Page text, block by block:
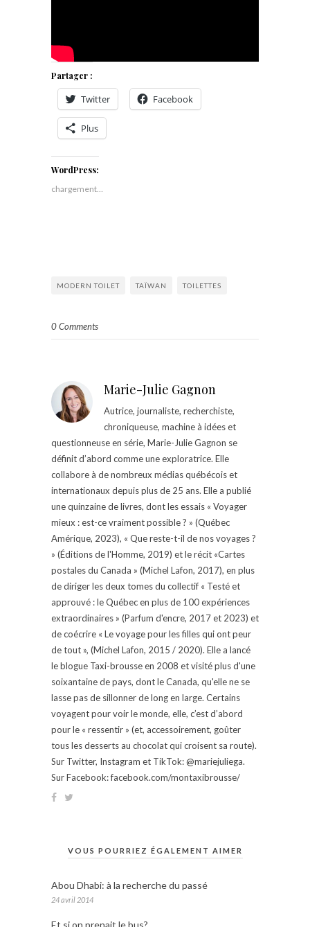
Partager :
Twitter Facebook
Plus
WordPress:
chargement…
MODERN TOILET TAÏWAN TOILETTES
0 Comments
Marie-Julie Gagnon
Autrice, journaliste, recherchiste,
chroniqueuse, machine à idées et
questionneuse en série, Marie-Julie Gagnon se
définit d’abord comme une exploratrice. Elle
collabore à de nombreux médias québécois et
internationaux depuis plus de 25 ans. Elle a publié
une quinzaine de livres, dont les essais « Voyager
mieux : est-ce vraiment possible ? » (Québec
Amérique, 2023), « Que reste-t-il de nos voyages ?
» (Éditions de l'Homme, 2019) et le récit «Cartes
postales du Canada » (Michel Lafon, 2017), en plus
de diriger les deux tomes du collectif « Testé et
approuvé : le Québec en plus de 100 expériences
extraordinaires » (Parfum d'encre, 2017 et 2023) et
de coécrire « Le voyage pour les filles qui ont peur
de tout », (Michel Lafon, 2015 / 2020). Elle a lancé
le blogue Taxi-brousse en 2008 et visité plus d'une
soixantaine de pays, dont le Canada, qu'elle ne se
lasse pas de sillonner de long en large. Certains
voyagent pour voir le monde, elle, c’est d’abord
pour le « ressentir » (et, accessoirement, goûter
tous les desserts au chocolat qui croisent sa route).
Sur Twitter, Instagram et TikTok: @mariejuliega.
Sur Facebook: facebook.com/montaxibrousse/
VOUS POURRIEZ ÉGALEMENT AIMER
Abou Dhabi: à la recherche du passé
24 avril 2014
Et si on prenait le bus?